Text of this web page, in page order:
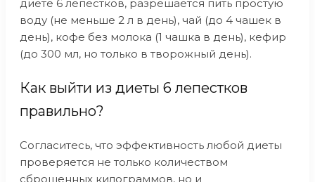
диете 6 лепестков, разрешается пить простую
воду (не меньше 2 л в день), чай (до 4 чашек в
день), кофе без молока (1 чашка в день), кефир
(до 300 мл, но только в творожный день).
Как выйти из диеты 6 лепестков
правильно?
Согласитесь, что эффективность любой диеты
проверяется не только количеством
сброшенных килограммов, но и